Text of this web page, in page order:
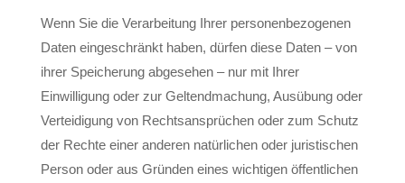
Wenn Sie die Verarbeitung Ihrer personenbezogenen
Daten eingeschränkt haben, dürfen diese Daten – von
ihrer Speicherung abgesehen – nur mit Ihrer
Einwilligung oder zur Geltendmachung, Ausübung oder
Verteidigung von Rechtsansprüchen oder zum Schutz
der Rechte einer anderen natürlichen oder juristischen
Person oder aus Gründen eines wichtigen öffentlichen